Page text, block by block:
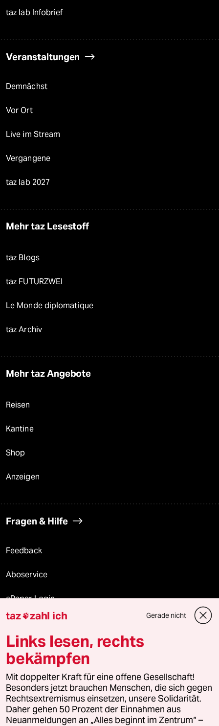
taz lab Infobrief
Veranstaltungen
Demnächst
Vor Ort
Live im Stream
Vergangene
taz lab 2027
Mehr taz Lesestoff
taz Blogs
taz FUTURZWEI
Le Monde diplomatique
taz Archiv
Mehr taz Angebote
Reisen
Kantine
Shop
Anzeigen
Fragen & Hilfe
Feedback
Aboservice
ePaper Login
Downloads für Abonnierende
© 2026 taz Verlags und Vertriebs GmbH
Alle Rechte vorbehalten. Bei rechtlichen Fragen oder für Genehmigungen
wenden Sie sich bitte an lizenzen@taz.de
Feedback Redaktionsstatut Kommune-Richtlinien
taz zahl ich Gerade nicht
Links lesen, rechts
bekämpfen
Mit doppelter Kraft für eine offene Gesellschaft!
Besonders jetzt brauchen Menschen, die sich gegen
Rechtsextremismus einsetzen, unsere Solidarität.
Daher gehen 50 Prozent der Einnahmen aus
Neuanmeldungen an „Alles beginnt im Zentrum“ –